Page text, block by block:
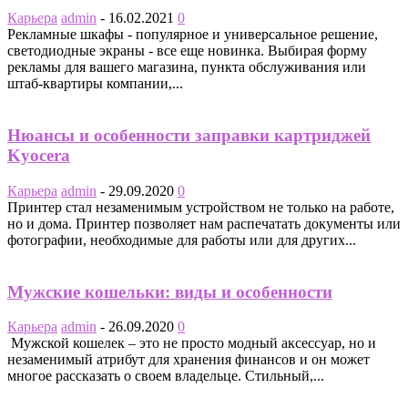
Карьера admin - 16.02.2021 0
Рекламные шкафы - популярное и универсальное решение,
светодиодные экраны - все еще новинка. Выбирая форму
рекламы для вашего магазина, пункта обслуживания или
штаб-квартиры компании,...
Нюансы и особенности заправки картриджей
Kyocera
Карьера admin - 29.09.2020 0
Принтер стал незаменимым устройством не только на работе,
но и дома. Принтер позволяет нам распечатать документы или
фотографии, необходимые для работы или для других...
Мужские кошельки: виды и особенности
Карьера admin - 26.09.2020 0
Мужской кошелек – это не просто модный аксессуар, но и
незаменимый атрибут для хранения финансов и он может
многое рассказать о своем владельце. Стильный,...